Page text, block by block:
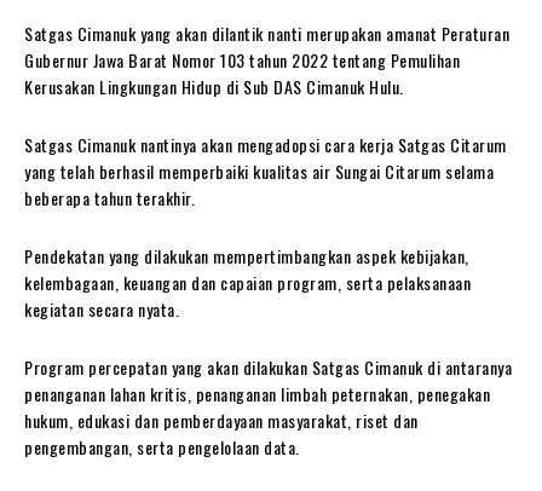
Satgas Cimanuk yang akan dilantik nanti merupakan amanat Peraturan
Gubernur Jawa Barat Nomor 103 tahun 2022 tentang Pemulihan
Kerusakan Lingkungan Hidup di Sub DAS Cimanuk Hulu.
Satgas Cimanuk nantinya akan mengadopsi cara kerja Satgas Citarum
yang telah berhasil memperbaiki kualitas air Sungai Citarum selama
beberapa tahun terakhir.
Pendekatan yang dilakukan mempertimbangkan aspek kebijakan,
kelembagaan, keuangan dan capaian program, serta pelaksanaan
kegiatan secara nyata.
Program percepatan yang akan dilakukan Satgas Cimanuk di antaranya
penanganan lahan kritis, penanganan limbah peternakan, penegakan
hukum, edukasi dan pemberdayaan masyarakat, riset dan
pengembangan, serta pengelolaan data.